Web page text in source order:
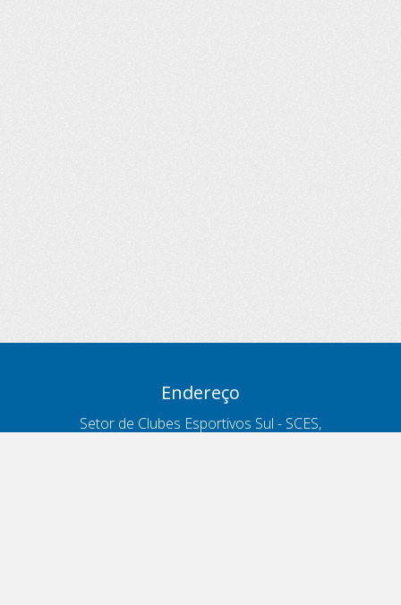
Endereço
Setor de Clubes Esportivos Sul - SCES,